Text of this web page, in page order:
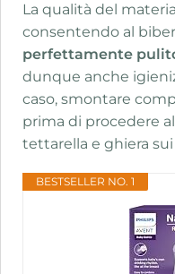
La qualità del
consentendo al
perfettamente
dunque anche
caso, smontare
prima di procedere
tettarella e ghiera
BESTSELLER NO. 1